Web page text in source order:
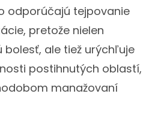
odporúčajú tejpovanie
pretože nielen
bolesť, ale tiež urýchľuje
postihnutých oblastí,
manažovaní